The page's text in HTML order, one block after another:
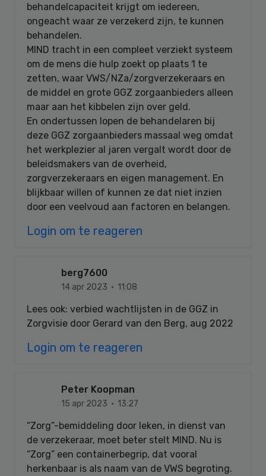
behandelcapaciteit krijgt om iedereen,
ongeacht waar ze verzekerd zijn, te kunnen
behandelen.
MIND tracht in een compleet verziekt systeem
om de mens die hulp zoekt op plaats 1 te
zetten, waar VWS/NZa/zorgverzekeraars en
de middel en grote GGZ zorgaanbieders alleen
maar aan het kibbelen zijn over geld.
En ondertussen lopen de behandelaren bij
deze GGZ zorgaanbieders massaal weg omdat
het werkplezier al jaren vergalt wordt door de
beleidsmakers van de overheid,
zorgverzekeraars en eigen management. En
blijkbaar willen of kunnen ze dat niet inzien
door een veelvoud aan factoren en belangen.
Login om te reageren
berg7600
14 apr 2023 · 11:08
Lees ook: verbied wachtlijsten in de GGZ in
Zorgvisie door Gerard van den Berg, aug 2022
Login om te reageren
Peter Koopman
15 apr 2023 · 13:27
“Zorg”-bemiddeling door leken, in dienst van
de verzekeraar, moet beter stelt MIND. Nu is
“Zorg” een containerbegrip, dat vooral
herkenbaar is als naam van de VWS begroting.